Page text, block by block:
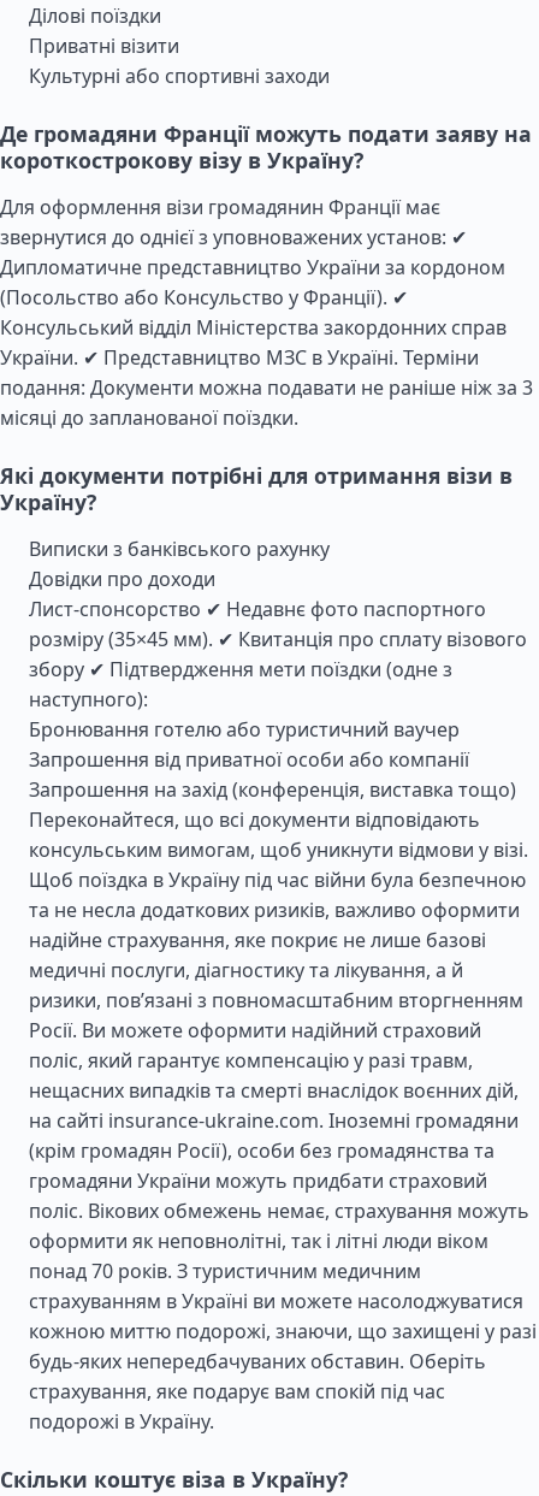
Ділові поїздки
Приватні візити
Культурні або спортивні заходи
Де громадяни Франції можуть подати заяву на
короткострокову візу в Україну?
Для оформлення візи громадянин Франції має
звернутися до однієї з уповноважених установ: ✔
Дипломатичне представництво України за кордоном
(Посольство або Консульство у Франції). ✔
Консульський відділ Міністерства закордонних справ
України. ✔ Представництво МЗС в Україні. Терміни
подання: Документи можна подавати не раніше ніж за 3
місяці до запланованої поїздки.
Які документи потрібні для отримання візи в
Україну?
Виписки з банківського рахунку
Довідки про доходи
Лист-спонсорство ✔ Недавнє фото паспортного
розміру (35×45 мм). ✔ Квитанція про сплату візового
збору ✔ Підтвердження мети поїздки (одне з
наступного):
Бронювання готелю або туристичний ваучер
Запрошення від приватної особи або компанії
Запрошення на захід (конференція, виставка тощо)
Переконайтеся, що всі документи відповідають
консульським вимогам, щоб уникнути відмови у візі.
Щоб поїздка в Україну під час війни була безпечною
та не несла додаткових ризиків, важливо оформити
надійне страхування, яке покриє не лише базові
медичні послуги, діагностику та лікування, а й
ризики, пов’язані з повномасштабним вторгненням
Росії. Ви можете оформити надійний страховий
поліс, який гарантує компенсацію у разі травм,
нещасних випадків та смерті внаслідок воєнних дій,
на сайті insurance-ukraine.com. Іноземні громадяни
(крім громадян Росії), особи без громадянства та
громадяни України можуть придбати страховий
поліс. Вікових обмежень немає, страхування можуть
оформити як неповнолітні, так і літні люди віком
понад 70 років. З туристичним медичним
страхуванням в Україні ви можете насолоджуватися
кожною миттю подорожі, знаючи, що захищені у разі
будь-яких непередбачуваних обставин. Оберіть
страхування, яке подарує вам спокій під час
подорожі в Україну.
Скільки коштує віза в Україну?